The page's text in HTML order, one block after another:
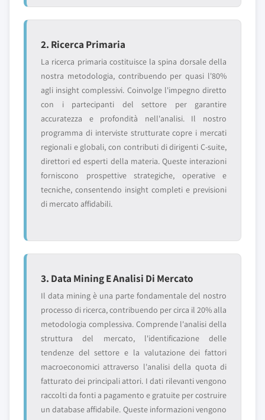
2. Ricerca Primaria
La ricerca primaria costituisce la spina dorsale della
nostra metodologia, contribuendo per quasi l'80%
agli insight complessivi. Coinvolge l'impegno diretto
con i partecipanti del settore per garantire
accuratezza e profondità nell'analisi. Il nostro
programma di interviste strutturate copre i mercati
regionali e globali, con contributi di dirigenti C-suite,
direttori ed esperti della materia. Queste interazioni
forniscono prospettive strategiche, operative e
tecniche, consentendo insight completi e previsioni
di mercato affidabili.
3. Data Mining E Analisi Di Mercato
Il data mining è una parte fondamentale del nostro
processo di ricerca, contribuendo per circa il 20% alla
metodologia complessiva. Comprende l'analisi della
struttura del mercato, l'identificazione delle
tendenze del settore e la valutazione dei fattori
macroeconomici attraverso l'analisi della quota di
fatturato dei principali attori. I dati rilevanti vengono
raccolti da fonti a pagamento e gratuite per costruire
un database affidabile. Queste informazioni vengono